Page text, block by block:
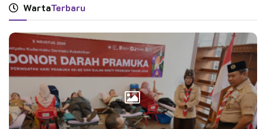
WartaTerbaru